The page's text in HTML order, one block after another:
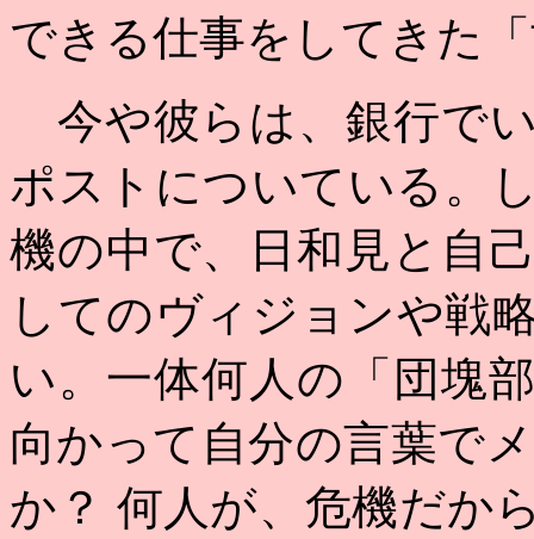
できる仕事をしてきた
今や彼らは、銀行で
ポストについている。
機の中で、日和見と自
してのヴィジョンや戦
い。一体何人の「団塊
向かって自分の言葉で
か？ 何人が、危機だか